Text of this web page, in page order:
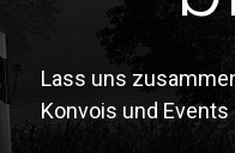
Lass uns
Konvois und